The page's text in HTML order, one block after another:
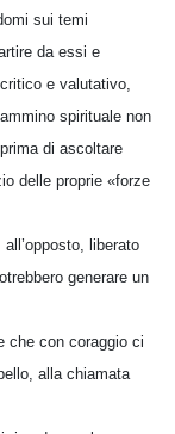
sui temi
da essi e
e valutativo,
spirituale non
di ascoltare
delle proprie «forze
liberato
generare un
che con coraggio ci
alla chiamata